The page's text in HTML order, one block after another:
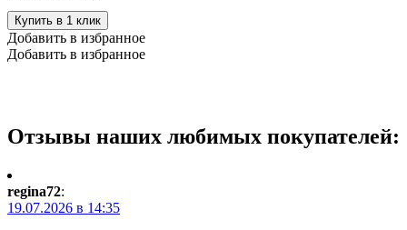
Купить в 1 клик
Добавить в избранное
Добавить в избранное
Отзывы наших любимых покупателей:
regina72:
19.07.2026 в 14:35